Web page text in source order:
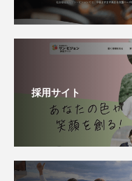
採用サイト